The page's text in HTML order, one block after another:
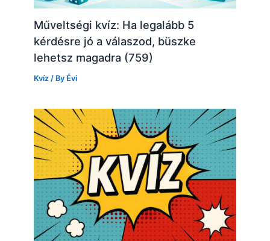
Műveltségi kvíz: Ha legalább 5
kérdésre jó a válaszod, büszke
lehetsz magadra (759)
Kvíz / By Évi